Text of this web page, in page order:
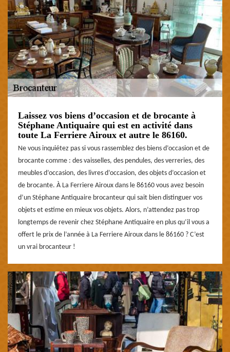
Laissez vos biens d’occasion et de brocante à
Stéphane Antiquaire qui est en activité dans
toute La Ferriere Airoux et autre le 86160.
Ne vous inquiétez pas si vous rassemblez des biens d’occasion et de
brocante comme : des vaisselles, des pendules, des verreries, des
meubles d’occasion, des livres d’occasion, des objets d’occasion et
de brocante. À La Ferriere Airoux dans le 86160 vous avez besoin
d’un Stéphane Antiquaire brocanteur qui sait bien distinguer vos
objets et estime en mieux vos objets. Alors, n’attendez pas trop
longtemps de revenir chez Stéphane Antiquaire en plus qu’il vous a
offert le prix de l’année à La Ferriere Airoux dans le 86160 ? C’est
un vrai brocanteur !